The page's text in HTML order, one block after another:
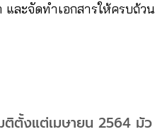
ละจัดทำเอกสารให้ครบถ้วน
ติตั้งแต่เมษายน 2564 มัว